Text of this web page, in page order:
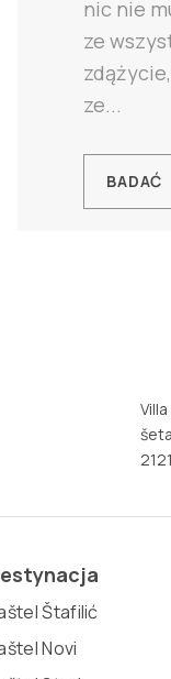
nic nie
ze
ze...
BADAĆ
Štafilić
Novi